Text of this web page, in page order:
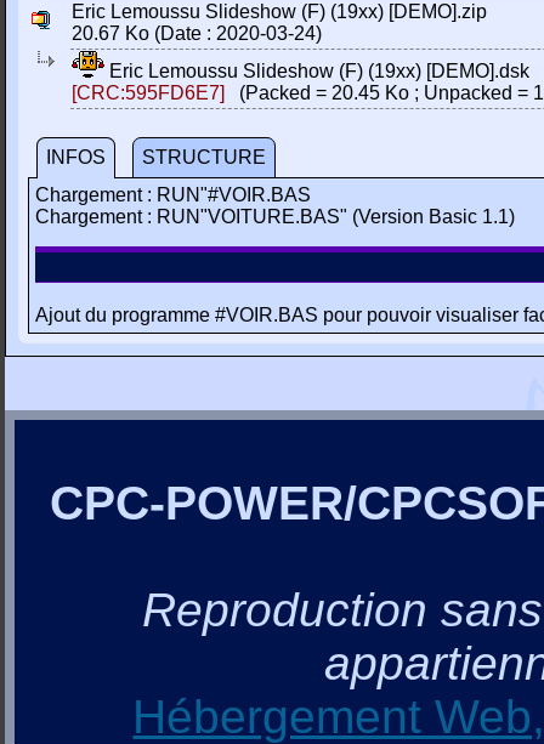
Eric Lemoussu Slideshow (F) (19xx) [DEMO].zip
20.67 Ko (Date : 2020-03-24)
Eric Lemoussu Slideshow (F) (19xx) [DEMO].dsk
[CRC:595FD6E7]
(Packed = 20.45 Ko ; Unpacked =
INFOS
STRUCTURE
Chargement : RUN"#VOIR.BAS
Chargement : RUN"VOITURE.BAS" (Version Basic 1.1)
Ajout du programme #VOIR.BAS pour pouvoir visualiser
CPC-POWER/
Reproduction
Hébergement